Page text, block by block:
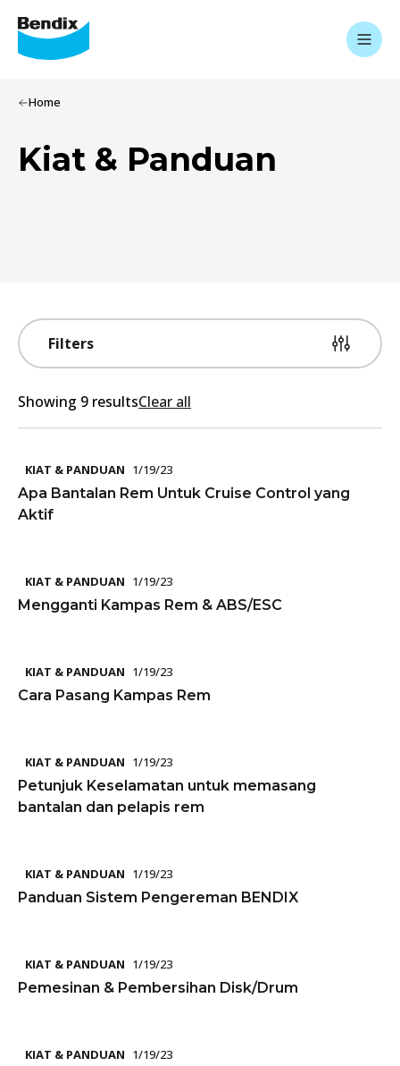
Home
Kiat & Panduan
Filters
Showing 9 resultsClear all
KIAT & PANDUAN 1/19/23
Apa Bantalan Rem Untuk Cruise Control yang
Aktif
KIAT & PANDUAN 1/19/23
Mengganti Kampas Rem & ABS/ESC
KIAT & PANDUAN 1/19/23
Cara Pasang Kampas Rem
KIAT & PANDUAN 1/19/23
Petunjuk Keselamatan untuk memasang
bantalan dan pelapis rem
KIAT & PANDUAN 1/19/23
Panduan Sistem Pengereman BENDIX
KIAT & PANDUAN 1/19/23
Pemesinan & Pembersihan Disk/Drum
KIAT & PANDUAN 1/19/23